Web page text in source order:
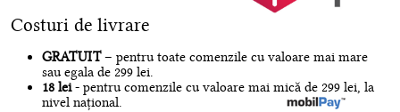
Costuri de livrare
GRATUIT– pentru toate comenzile cu valoare mai mare
sau egala de 299 lei.
18 lei- pentru comenzile cu valoare mai mică de 299 lei, la
nivel național.